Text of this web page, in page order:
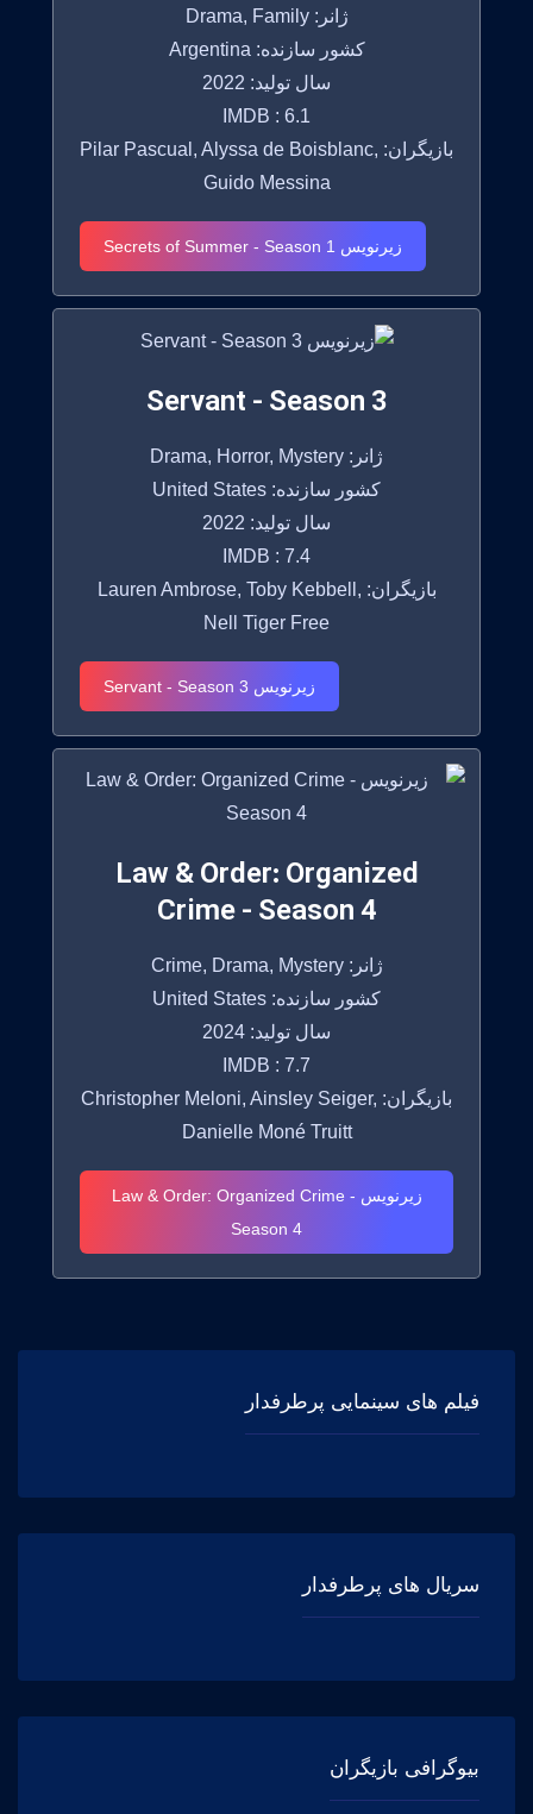
فیلم های سینمایی پرطرفدار
سریال های پرطرفدار
بیوگرافی بازیگران
ژانر: Drama, Family
کشور سازنده: Argentina
سال تولید: 2022
IMDB : 6.1
بازیگران: Pilar Pascual, Alyssa de Boisblanc,
Guido Messina
زیرنویس Secrets of Summer - Season 1
Servant - Season 3
ژانر: Drama, Horror, Mystery
کشور سازنده: United States
سال تولید: 2022
IMDB : 7.4
بازیگران: Lauren Ambrose, Toby Kebbell,
Nell Tiger Free
زیرنویس Servant - Season 3
Law & Order: Organized
Crime - Season 4
ژانر: Crime, Drama, Mystery
کشور سازنده: United States
سال تولید: 2024
IMDB : 7.7
بازیگران: Christopher Meloni, Ainsley Seiger,
Danielle Moné Truitt
زیرنویس Law & Order: Organized Crime -
Season 4